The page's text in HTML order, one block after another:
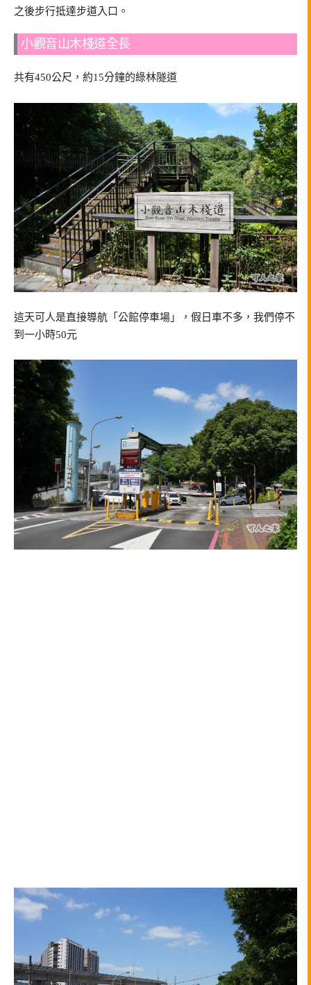
之後步行抵達步道入口。
小觀音山木棧道全長
共有450公尺，約15分鐘的綠林隧道
這天可人是直接導航「公館停車場」，假日車不多，我們停不
到一小時50元